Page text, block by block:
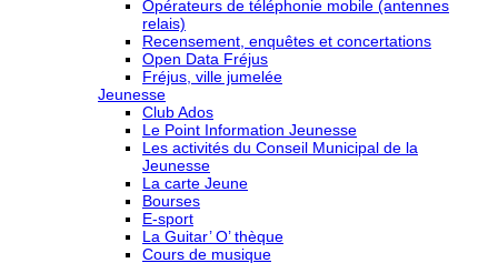
Opérateurs de téléphonie mobile (antennes
relais)
Recensement, enquêtes et concertations
Open Data Fréjus
Fréjus, ville jumelée
Jeunesse
Club Ados
Le Point Information Jeunesse
Les activités du Conseil Municipal de la
Jeunesse
La carte Jeune
Bourses
E-sport
La Guitar’ O’ thèque
Cours de musique